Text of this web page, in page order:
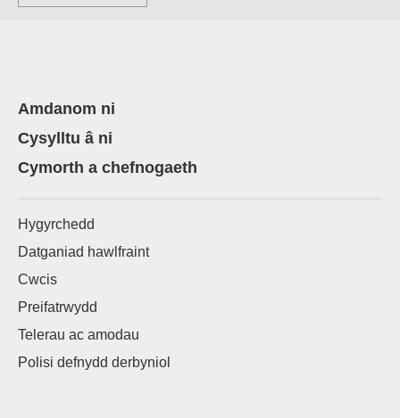
Amdanom ni
Cysylltu â ni
Cymorth a chefnogaeth
Hygyrchedd
Datganiad hawlfraint
Cwcis
Preifatrwydd
Telerau ac amodau
Polisi defnydd derbyniol